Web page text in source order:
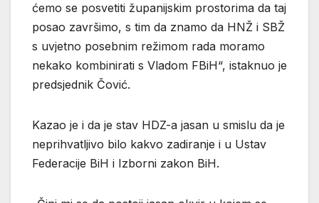
ćemo se posvetiti županijskim prostorima da taj
posao završimo, s tim da znamo da HNŽ i SBŽ
s uvjetno posebnim režimom rada moramo
nekako kombinirati s Vladom FBiH“, istaknuo je
predsjednik Čović.
Kazao je i da je stav HDZ-a jasan u smislu da je
neprihvatljivo bilo kakvo zadiranje i u Ustav
Federacije BiH i Izborni zakon BiH.